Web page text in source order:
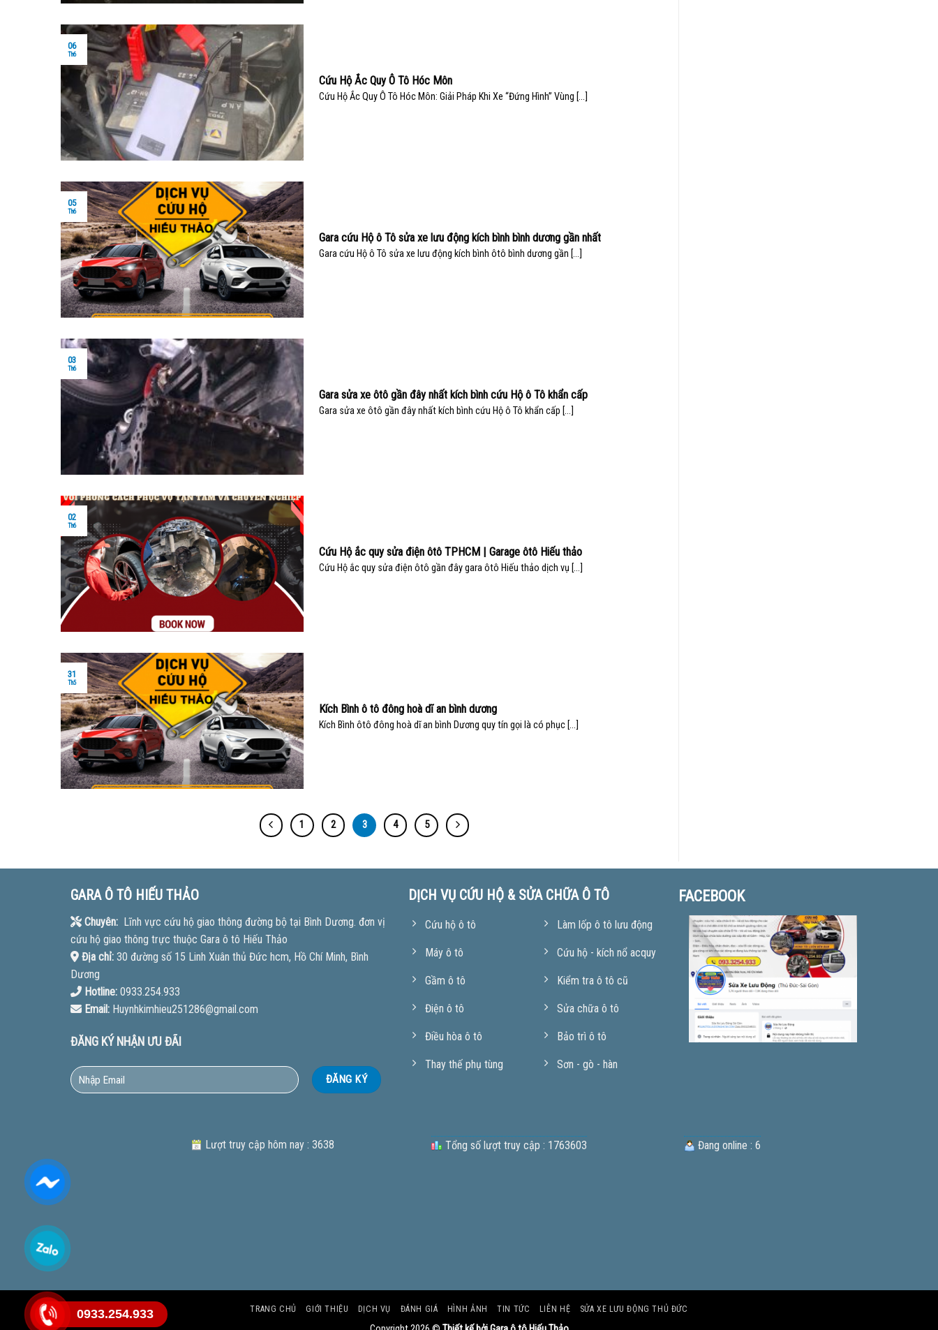
Cứu Hộ Ắc Quy Ô Tô Hóc Môn
Cứu Hộ Ắc Quy Ô Tô Hóc Môn: Giải Pháp Khi Xe “Đứng Hình” Vùng [...]
06
Th6
Gara cứu Hộ ô Tô sửa xe lưu động kích bình bình dương gần nhất
Gara cứu Hộ ô Tô sửa xe lưu động kích bình ôtô bình dương gần [...]
05
Th6
Gara sửa xe ôtô gần đây nhất kích bình cứu Hộ ô Tô khẩn cấp
Gara sửa xe ôtô gần đây nhất kích bình cứu Hộ ô Tô khẩn cấp [...]
03
Th6
Cứu Hộ ắc quy sửa điện ôtô TPHCM | Garage ôtô Hiếu thảo
Cứu Hộ ắc quy sửa điện ôtô gần đây gara ôtô Hiếu thảo dịch vụ [...]
02
Th6
Kích Bình ô tô đông hoà dĩ an bình dương
Kích Bình ôtô đông hoà dĩ an bình Dương quy tín gọi là có phục [...]
31
Th5
1 2 3 4 5
GARA Ô TÔ HIẾU THẢO
Chuyên:Lĩnh vực cứu hộ giao thông đường bộ tại Bình Dương. đơn vị
cứu hộ giao thông trực thuộc Gara ô tô Hiếu Thảo
Địa chỉ:30 đường số 15 Linh Xuân thủ Đức hcm, Hồ Chí Minh, Bình
Dương
Hotline:0933.254.933
Email:Huynhkimhieu251286@gmail.com
ĐĂNG KÝ NHẬN ƯU ĐÃI
DỊCH VỤ CỨU HỘ & SỬA CHỮA Ô TÔ
Cứu hộ ô tô
Máy ô tô
Gầm ô tô
Điện ô tô
Điều hòa ô tô
Thay thế phụ tùng
Làm lốp ô tô lưu động
Cứu hộ - kích nổ acquy
Kiểm tra ô tô cũ
Sửa chữa ô tô
Bảo trì ô tô
Sơn - gò - hàn
FACEBOOK
Lượt truy cập hôm nay : 3638 Tổng số lượt truy cập : 1763603 Đang online : 6
TRANG CHỦ GIỚI THIỆU DỊCH VỤ ĐÁNH GIÁ HÌNH ẢNH TIN TỨC LIÊN HỆ SỬA XE LƯU ĐỘNG THỦ ĐỨC
0933.254.933